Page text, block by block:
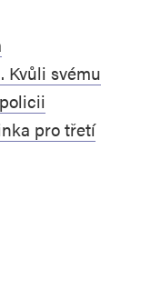
Kvůli svému
pro třetí